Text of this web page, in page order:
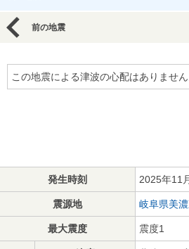
前の地震
この地震による津波の心配はありません
発生時刻 2025年11
震源地 岐阜県美
最大震度 震度1